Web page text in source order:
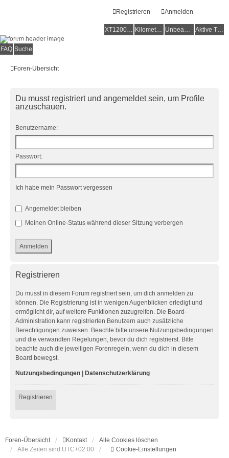
Anmelden
Registrieren
XT1200Z-Wiki Kilometerstatistik Unbeantwortete Themen Aktive Themen
Alles rund um die Yamaha XT1200Z Super Ténéré
FAQ Suche
Foren-Übersicht
Du musst registriert und angemeldet sein, um Profile
anzuschauen.
Benutzername:
Passwort:
Ich habe mein Passwort vergessen
Angemeldet bleiben
Meinen Online-Status während dieser Sitzung verbergen
Registrieren
Du musst in diesem Forum registriert sein, um dich anmelden zu
können. Die Registrierung ist in wenigen Augenblicken erledigt und
ermöglicht dir, auf weitere Funktionen zuzugreifen. Die Board-
Administration kann registrierten Benutzern auch zusätzliche
Berechtigungen zuweisen. Beachte bitte unsere Nutzungsbedingungen
und die verwandten Regelungen, bevor du dich registrierst. Bitte
beachte auch die jeweiligen Forenregeln, wenn du dich in diesem
Board bewegst.
Nutzungsbedingungen Datenschutzerklärung
Registrieren
Foren-Übersicht Kontakt
Alle Cookies löschen
Alle Zeiten sind UTC+02:00 Cookie-Einstellungen